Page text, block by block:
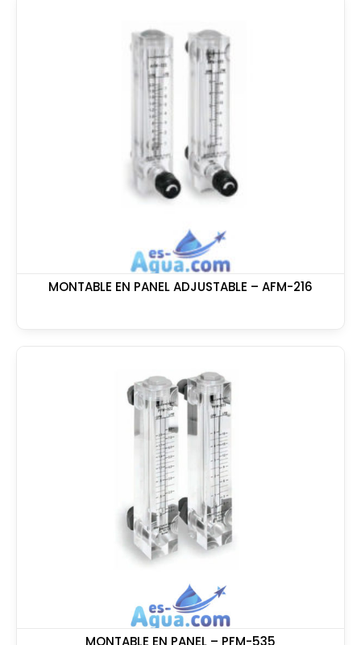
MONTABLE EN PANEL ADJUSTABLE – AFM-216
MONTABLE EN PANEL – PFM-535